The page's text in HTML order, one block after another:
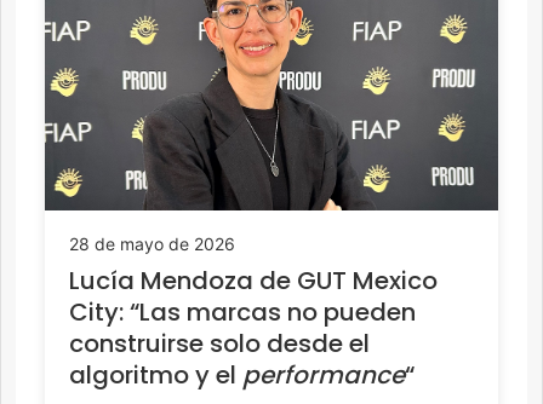
28 de mayo de 2026
Lucía Mendoza de GUT Mexico
City: “Las marcas no pueden
construirse solo desde el
algoritmo y el performance“